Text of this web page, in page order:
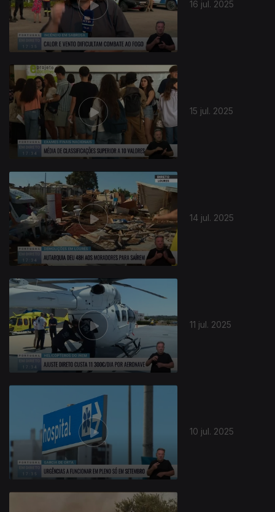
16 jul. 2025
15 jul. 2025
14 jul. 2025
11 jul. 2025
10 jul. 2025